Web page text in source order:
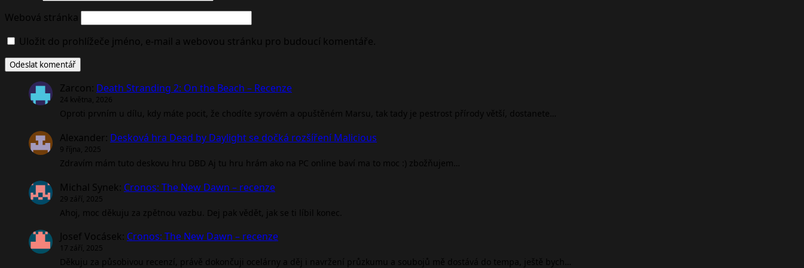
Webová stránka
Uložit do prohlížeče jméno, e-mail a webovou stránku pro budoucí komentáře.
Zarcon: Death Stranding 2: On the Beach – Recenze
24 května, 2026
Oproti prvním u dílu, kdy máte pocit, že chodíte syrovém a opuštěném Marsu, tak tady je pestrost přírody větší, dostanete…
Alexander: Desková hra Dead by Daylight se dočká rozšíření Malicious
9 října, 2025
Zdravím mám tuto deskovu hru DBD Aj tu hru hrám ako na PC online baví ma to moc :) zbožňujem…
Michal Synek: Cronos: The New Dawn – recenze
29 září, 2025
Ahoj, moc děkuju za zpětnou vazbu. Dej pak vědět, jak se ti líbil konec.
Josef Vocásek: Cronos: The New Dawn – recenze
17 září, 2025
Děkuju za působivou recenzí, právě dokončuji ocelárny a děj i navržení průzkumu a soubojů mě dostává do tempa, ještě bych…